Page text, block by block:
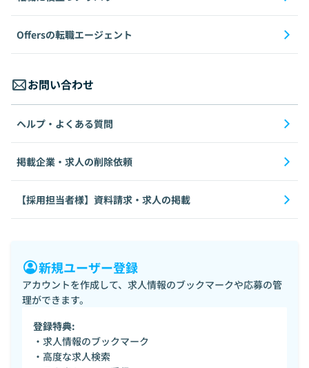
Offersの転職エージェント
お問い合わせ
ヘルプ・よくある質問
掲載企業・求人の削除依頼
【採用担当者様】資料請求・求人の掲載
新規ユーザー登録
アカウントを作成して、求人情報のブックマークや応募の管
理ができます。
登録特典:
・求人情報のブックマーク
・高度な求人検索